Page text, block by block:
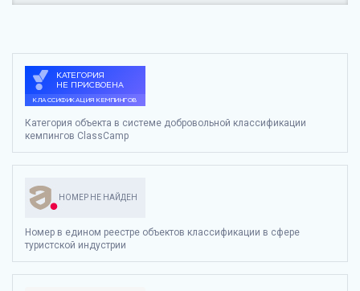
Категория объекта в системе добровольной классификации
кемпингов ClassCamp
НОМЕР НЕ НАЙДЕН
Номер в едином реестре объектов классификации в сфере
туристской индустрии